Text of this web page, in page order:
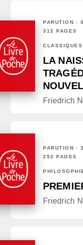
PARUTION :
312 PAGES
CLASSIQUES
LA
Friedrich
PARUTION :
253 PAGES
Friedrich